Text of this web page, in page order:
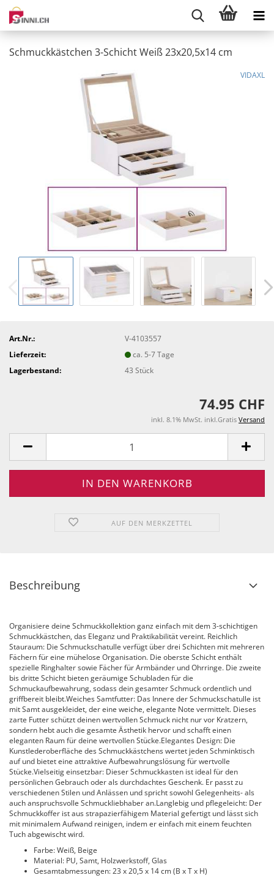
Schmuckkästchen 3-Schicht Weiß 23x20,5x14 cm
VIDAXL
Art.Nr.:
V-4103557
Lieferzeit:
ca. 5-7 Tage
Lagerbestand:
43Stück
74.95 CHF
inkl. 8.1% MwSt. inkl.Gratis Versand
AUF DEN MERKZETTEL
Beschreibung
Organisiere deine Schmuckkollektion ganz einfach mit dem 3-schichtigen
Schmuckkästchen, das Eleganz und Praktikabilität vereint. Reichlich
Stauraum: Die Schmuckschatulle verfügt über drei Schichten mit mehreren
Fächern für eine mühelose Organisation. Die oberste Schicht enthält
spezielle Ringhalter sowie Fächer für Armbänder und Ohrringe. Die zweite
bis dritte Schicht bieten geräumige Schubladen für die
Schmuckaufbewahrung, sodass dein gesamter Schmuck ordentlich und
griffbereit bleibt.Weiches Samtfutter: Das Innere der Schmuckschatulle ist
mit Samt ausgekleidet, der eine weiche, elegante Note vermittelt. Dieses
zarte Futter schützt deinen wertvollen Schmuck nicht nur vor Kratzern,
sondern hebt auch die gesamte Ästhetik hervor und schafft einen
eleganten Raum für deine wertvollen Stücke.Elegantes Design: Die
Kunstlederoberfläche des Schmuckkästchens wertet jeden Schminktisch
auf und bietet eine attraktive Aufbewahrungslösung für wertvolle
Stücke.Vielseitig einsetzbar: Dieser Schmuckkasten ist ideal für den
persönlichen Gebrauch oder als durchdachtes Geschenk. Er passt zu
verschiedenen Stilen und Anlässen und spricht sowohl Gelegenheits- als
auch anspruchsvolle Schmuckliebhaber an.Langlebig und pflegeleicht: Der
Schmuckkoffer ist aus strapazierfähigem Material gefertigt und lässt sich
mit minimalem Aufwand reinigen, indem er einfach mit einem feuchten
Tuch abgewischt wird.
Farbe: Weiß, Beige
Material: PU, Samt, Holzwerkstoff, Glas
Gesamtabmessungen: 23 x 20,5 x 14 cm (B x T x H)